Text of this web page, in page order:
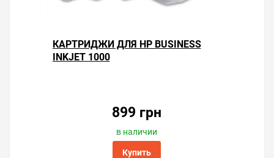
КАРТРИДЖИ ДЛЯ HP BUSINESS
INKJET 1000
899 грн
в наличии
Купить